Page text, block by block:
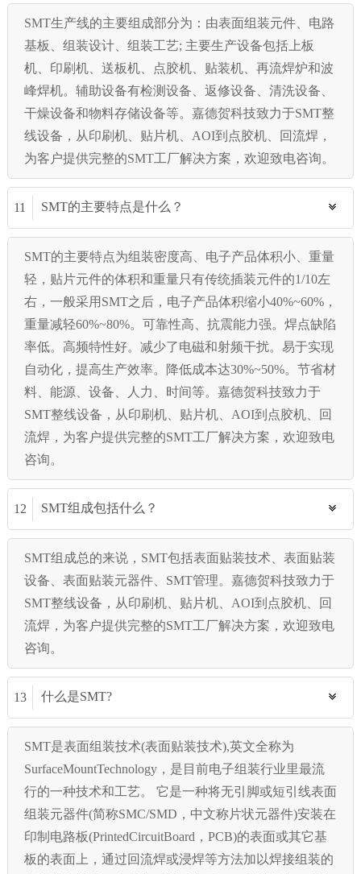
SMT生产线的主要组成部分为：由表面组装元件、电路
基板、组装设计、组装工艺; 主要生产设备包括上板
机、印刷机、送板机、点胶机、贴装机、再流焊炉和波
峰焊机。辅助设备有检测设备、返修设备、清洗设备、
干燥设备和物料存储设备等。嘉德贺科技致力于SMT整
线设备，从印刷机、贴片机、AOI到点胶机、回流焊，
为客户提供完整的SMT工厂解决方案，欢迎致电咨询。
11 SMT的主要特点是什么？
SMT的主要特点为组装密度高、电子产品体积小、重量
轻，贴片元件的体积和重量只有传统插装元件的1/10左
右，一般采用SMT之后，电子产品体积缩小40%~60%，
重量减轻60%~80%。可靠性高、抗震能力强。焊点缺陷
率低。高频特性好。减少了电磁和射频干扰。易于实现
自动化，提高生产效率。降低成本达30%~50%。节省材
料、能源、设备、人力、时间等。嘉德贺科技致力于
SMT整线设备，从印刷机、贴片机、AOI到点胶机、回
流焊，为客户提供完整的SMT工厂解决方案，欢迎致电
咨询。
12 SMT组成包括什么？
SMT组成总的来说，SMT包括表面贴装技术、表面贴装
设备、表面贴装元器件、SMT管理。嘉德贺科技致力于
SMT整线设备，从印刷机、贴片机、AOI到点胶机、回
流焊，为客户提供完整的SMT工厂解决方案，欢迎致电
咨询。
13 什么是SMT?
SMT是表面组装技术(表面贴装技术),英文全称为
SurfaceMountTechnology，是目前电子组装行业里最流
行的一种技术和工艺。 它是一种将无引脚或短引线表面
组装元器件(简称SMC/SMD，中文称片状元器件)安装在
印制电路板(PrintedCircuitBoard，PCB)的表面或其它基
板的表面上，通过回流焊或浸焊等方法加以焊接组装的